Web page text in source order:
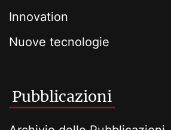
Innovation
Nuove tecnologie
Pubblicazioni